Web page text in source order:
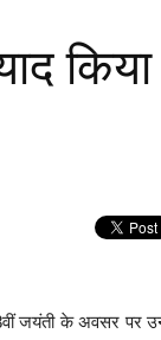
जयंती के अवसर पर